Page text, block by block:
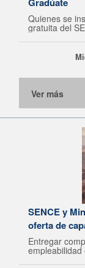
Quienes se
gratuita del
Ver más
SENCE y
oferta de
Entregar
empleabilidad